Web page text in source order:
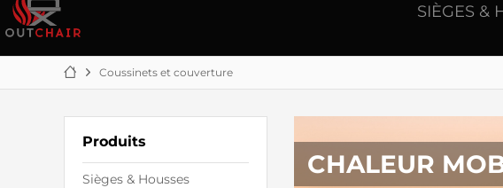
SIÈGES &
Coussinets et couverture
Produits
Sièges & Housses
CHALEUR